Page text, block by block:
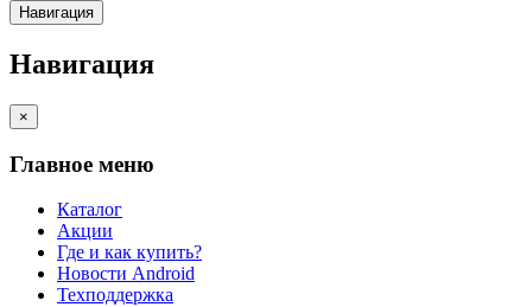
Навигация
Навигация
×
Главное меню
Каталог
Акции
Где и как купить?
Новости Android
Техподдержка